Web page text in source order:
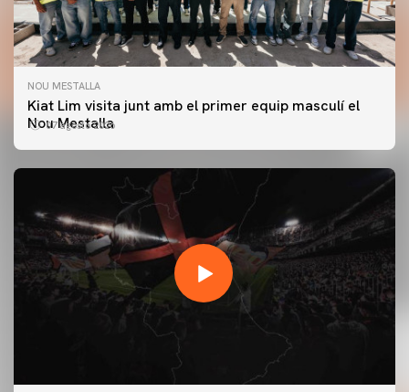
NOU MESTALLA
Kiat Lim visita junt amb el primer equip masculí el
Nou Mestalla
07 agosto 2026